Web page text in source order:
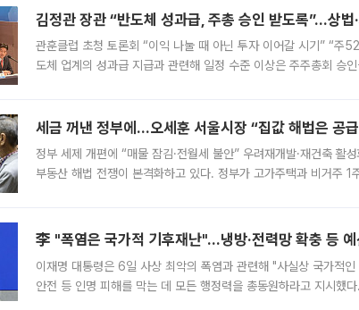
김정관 장관 “반도체 성과급, 주총 승인 받도록”…상법
관훈클럽 초청 토론회 “이익 나눌 때 아닌 투자 이어갈 시기” “주
도체 업계의 성과급 지급과 관련해 일정 수준 이상은 주주총회 승
세금 꺼낸 정부에…오세훈 서울시장 “집값 해법은 공
정부 세제 개편에 “매물 잠김·전월세 불안” 우려재개발·재건축 활
부동산 해법 전쟁이 본격화하고 있다. 정부가 고가주택과 비거주
李 "폭염은 국가적 기후재난"…냉방·전력망 확충 등
이재명 대통령은 6일 사상 최악의 폭염과 관련해 "사실상 국가적
안전 등 인명 피해를 막는 데 모든 행정력을 총동원하라고 지시했